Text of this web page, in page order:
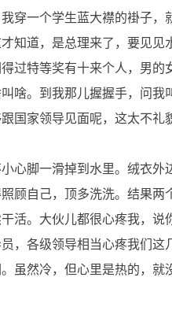
穿一个学生蓝大襟的褂子，
知道，是总理来了，要见见
过特等奖有十来个人，男的
啥。到我那儿握握手，问我
国家领导见面呢，这太不礼
心脚一滑掉到水里。绒衣外
顾自己，顶多洗洗。结果两
活。大伙儿都很心疼我，说
，各级领导相当心疼我们这
虽然冷，但心里是热的，就